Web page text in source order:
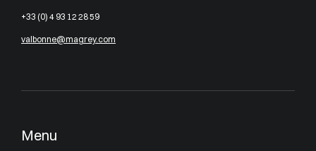
Menu
+33 (0) 4 93 12 28 59
valbonne@magrey.com